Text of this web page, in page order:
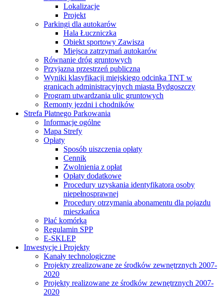
Lokalizacje
Projekt
Parkingi dla autokarów
Hala Łuczniczka
Obiekt sportowy Zawisza
Miejsca zatrzymań autokarów
Równanie dróg gruntowych
Przyjazna przestrzeń publiczna
Wyniki klasyfikacji miejskiego odcinka TNT w
granicach administracyjnych miasta Bydgoszczy
Program utwardzania ulic gruntowych
Remonty jezdni i chodników
Strefa Płatnego Parkowania
Informacje ogólne
Mapa Strefy
Opłaty
Sposób uiszczenia opłaty
Cennik
Zwolnienia z opłat
Opłaty dodatkowe
Procedury uzyskania identyfikatora osoby
niepełnosprawnej
Procedury otrzymania abonamentu dla pojazdu
mieszkańca
Płać komórką
Regulamin SPP
E-SKLEP
Inwestycje i Projekty
Kanały technologiczne
Projekty zrealizowane ze środków zewnętrznych 2007-
2020
Projekty realizowane ze środków zewnętrznych 2007-
2020